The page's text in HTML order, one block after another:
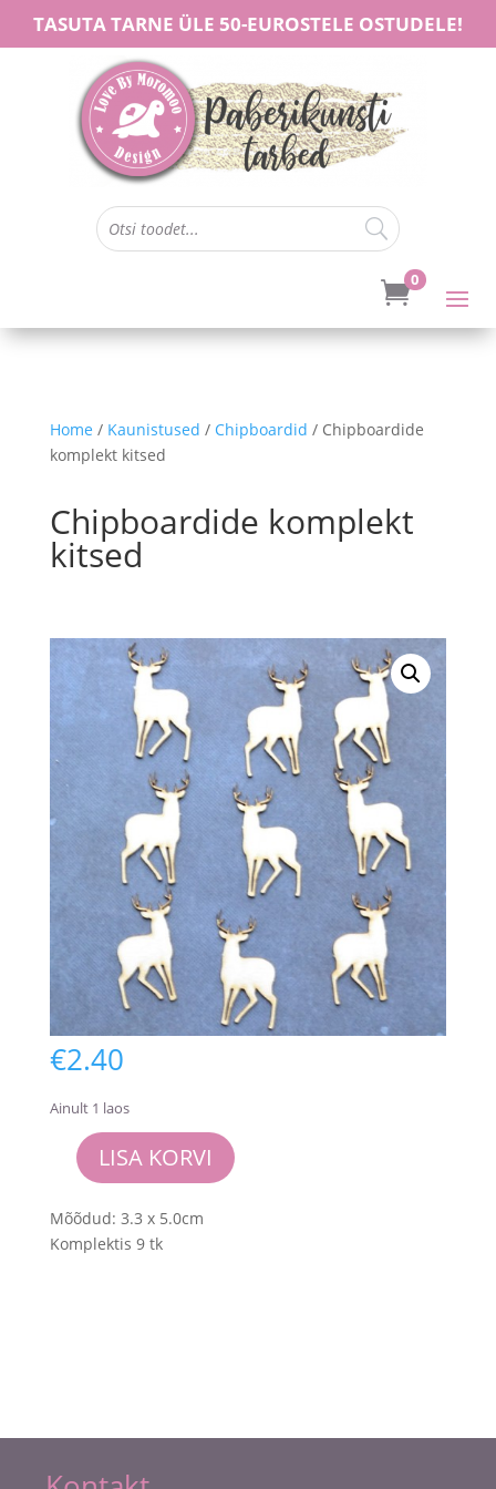
TASUTA TARNE ÜLE 50-EUROSTELE OSTUDELE!
0
Home / Kaunistused / Chipboardid / Chipboardide
komplekt kitsed
Chipboardide komplekt
kitsed
€2.40
Ainult 1 laos
Chipboardide
komplekt
kitsed
kogus
LISA KORVI
Mõõdud: 3.3 x 5.0cm
Komplektis 9 tk